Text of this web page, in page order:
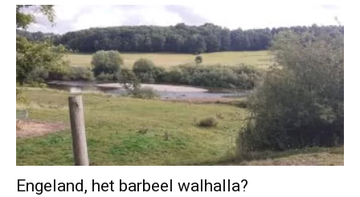
Engeland, het barbeel walhalla?